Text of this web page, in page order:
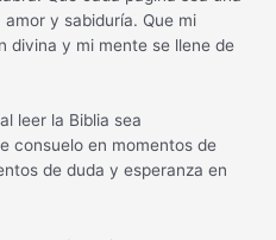
y sabiduría. Que mi
divina y mi mente se llene de
leer la Biblia sea
consuelo en momentos de
de duda y esperanza en